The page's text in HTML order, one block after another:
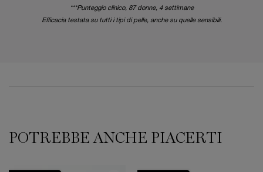
***Punteggio clinico, 87 donne, 4 settimane
Efficacia testata su tutti i tipi di pelle, anche su quelle sensibili.
PDP Slot 1 Section
POTREBBE ANCHE PIACERTI